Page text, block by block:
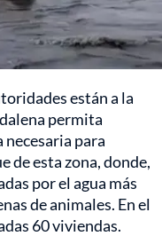
están a la
permita
para
de esta zona, donde,
por el agua más
de animales. En el
60 viviendas.